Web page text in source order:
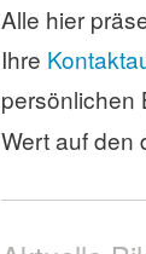
Alle hier
Ihre
persönlichen
Wert auf den